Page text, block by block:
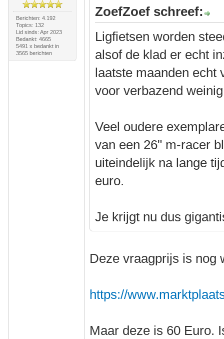
Berichten: 4.192
Topics: 132
Lid sinds: Apr 2023
Bedankt: 4665
5491 x bedankt in
3565 berichten
ZoefZoef schreef:
Ligfietsen worden
alsof de klad er echt
laatste maanden echt
voor verbazend
Veel oudere
van een 26" m-racer
uiteindelijk na lange
euro.
Je krijgt nu dus
Deze vraagprijs is nog
https://
Maar deze is 60 Euro.